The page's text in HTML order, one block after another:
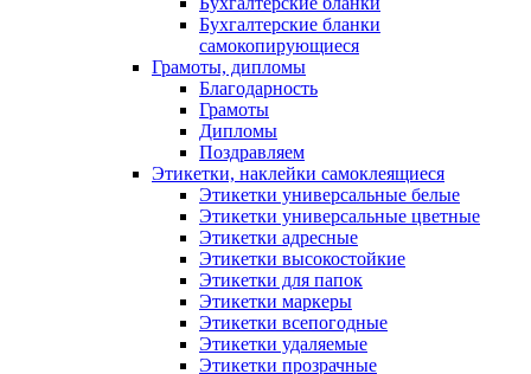
Бухгалтерские бланки
самокопирующиеся
Грамоты, дипломы
Благодарность
Грамоты
Дипломы
Поздравляем
Этикетки, наклейки самоклеящиеся
Этикетки универсальные белые
Этикетки универсальные цветные
Этикетки адресные
Этикетки высокостойкие
Этикетки для папок
Этикетки маркеры
Этикетки всепогодные
Этикетки удаляемые
Этикетки прозрачные